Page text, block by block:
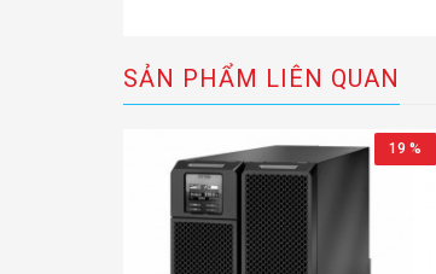
SẢN PHẨM LIÊN QUAN
19 %